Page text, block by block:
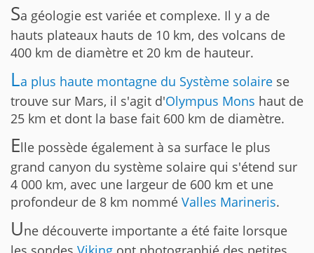
Sa géologie est variée et complexe. Il y a de
hauts plateaux hauts de 10 km, des volcans de
400 km de diamètre et 20 km de hauteur.
La plus haute montagne du Système solaire se
trouve sur Mars, il s'agit d'Olympus Mons haut de
25 km et dont la base fait 600 km de diamètre.
Elle possède également à sa surface le plus
grand canyon du système solaire qui s'étend sur
4 000 km, avec une largeur de 600 km et une
profondeur de 8 km nommé Valles Marineris.
Une découverte importante a été faite lorsque